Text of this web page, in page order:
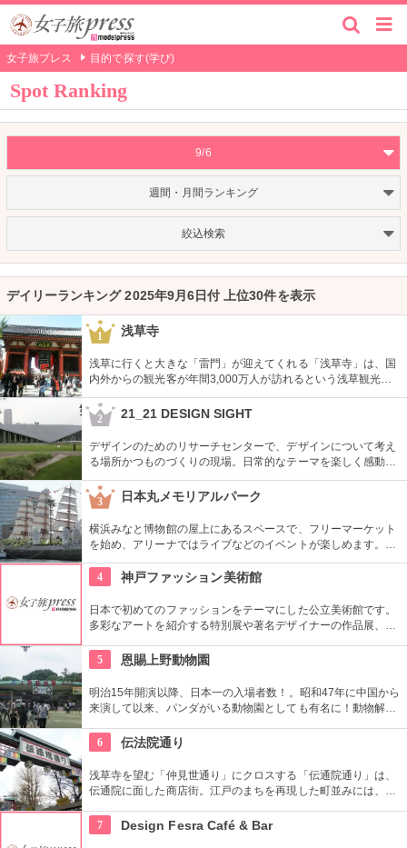
女子旅プレス 目的で探す(学び)
Spot Ranking
9/6
週間・月間ランキング
絞込検索
デイリーランキング 2025年9月6日付 上位30件を表示
1 浅草寺
浅草に行くと大きな「雷門」が迎えてくれる「浅草寺」は、国
内外からの観光客が年間3,000万人が訪れるという浅草観光一
番の名所。地元の方からも「観音様」の愛称で親しまれている
都内最古の名刹です。
2 21_21 DESIGN SIGHT
デザインのためのリサーチセンターで、デザインについて考え
る場所かつものづくりの現場。日常的なテーマを楽しく感動的
に見せる展覧会などを中心に多角的なプログラムを開催。
3
日本丸メモリアルパーク
横浜みなと博物館の屋上にあるスペースで、フリーマーケット
を始め、アリーナではライブなどのイベントが楽しめます。も
ともとは船の修繕用に建設されたドックで今では国の重要文化
財に指定されています。
4 神戸ファッション美術館
日本で初めてのファッションをテーマにした公立美術館です。
多彩なアートを紹介する特別展や著名デザイナーの作品展、ラ
な方、ファッション業界の方、ファッションを学ぶ方、必見で
す。
5 恩賜上野動物園
明治15年開演以降、日本一の入場者数！。昭和47年に中国から
来演して以来、パンダがいる動物園としても有名に！動物解説
6
伝法院通り
浅草寺を望む「仲見世通り」にクロスする「伝通院通り」は、
伝通院に面した商店街。江戸のまちを再現した町並みには、屋
あります。多彩なお店が並んでいて、買い物や食事も楽しめま
す。
7 Design Fesra Café & Bar